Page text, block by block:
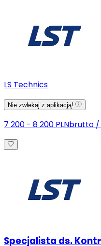
LS Technics
Nie zwlekaj z aplikacją!
7 200 - 8 200 PLNbrutto /
Specjalista ds.